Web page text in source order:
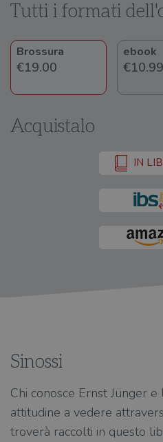
Tutti i formati
Brossura
€19.00
ebook
€10.99
Acquistalo
IN
Sinossi
Chi conosce Ernst Jünger
attitudine a vedere
troverà raccolti in questo